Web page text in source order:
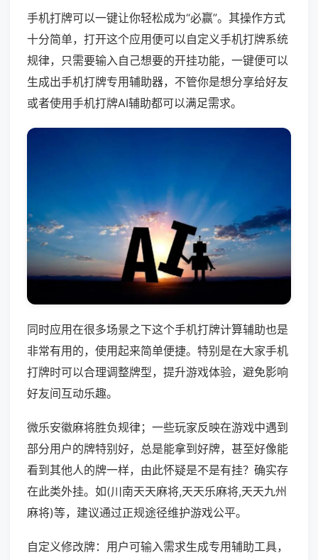
手机打牌可以一键让你轻松成为“必赢”。其操作方式
十分简单，打开这个应用便可以自定义手机打牌系统
规律，只需要输入自己想要的开挂功能，一键便可以
生成出手机打牌专用辅助器，不管你是想分享给好友
或者使用手机打牌AI辅助都可以满足需求。
同时应用在很多场景之下这个手机打牌计算辅助也是
非常有用的，使用起来简单便捷。特别是在大家手机
打牌时可以合理调整牌型，提升游戏体验，避免影响
好友间互动乐趣。
微乐安徽麻将胜负规律；一些玩家反映在游戏中遇到
部分用户的牌特别好，总是能拿到好牌，甚至好像能
看到其他人的牌一样，由此怀疑是不是有挂？确实存
在此类外挂。如(川南天天麻将,天天乐麻将,天天九州
麻将)等，建议通过正规途径维护游戏公平。
自定义修改牌：用户可输入需求生成专用辅助工具，